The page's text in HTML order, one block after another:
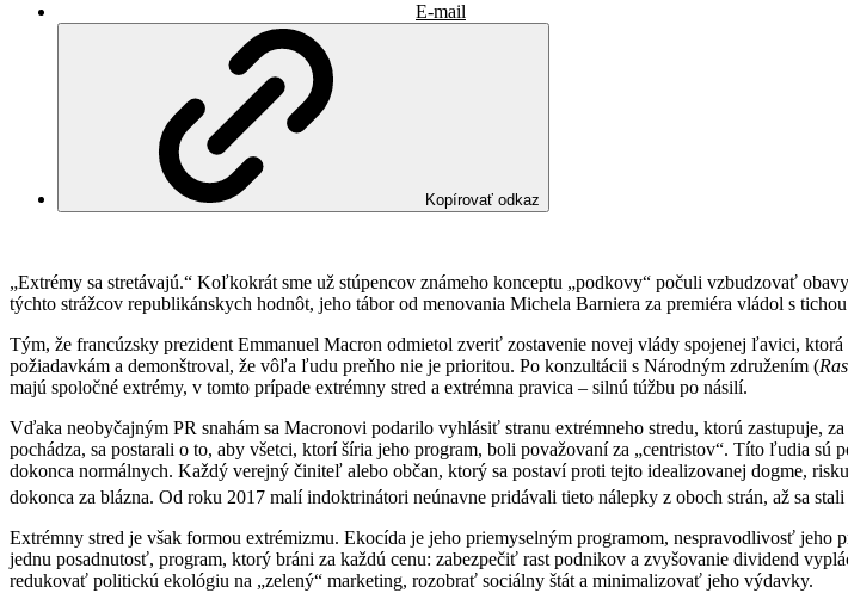
E-mail
Kopírovať odkaz
„Extrémy sa stretávajú.“ Koľkokrát sme už stúpencov známeho konceptu „podkovy“ počuli vzbudzovať
týchto strážcov republikánskych hodnôt, jeho tábor od menovania Michela Barniera za premiéra vládol s
Tým, že francúzsky prezident Emmanuel Macron odmietol zveriť zostavenie novej vlády spojenej ľavici,
požiadavkám a demonštroval, že vôľa ľudu preňho nie je prioritou. Po konzultácii s Národným združením (
majú spoločné extrémy, v tomto prípade extrémny stred a extrémna pravica – silnú túžbu po násilí.
Vďaka neobyčajným PR snahám sa Macronovi podarilo vyhlásiť stranu extrémneho stredu, ktorú zastupuje,
pochádza, sa postarali o to, aby všetci, ktorí šíria jeho program, boli považovaní za „centristov“. Títo ľudia
dokonca normálnych. Každý verejný činiteľ alebo občan, ktorý sa postaví proti tejto idealizovanej dogme,
dokonca za blázna. Od roku 2017 malí indoktrinátori neúnavne pridávali tieto nálepky z oboch strán, až sa
Extrémny stred je však formou extrémizmu. Ekocída je jeho priemyselným programom, nespravodlivosť
jednu posadnutosť, program, ktorý bráni za každú cenu: zabezpečiť rast podnikov a zvyšovanie dividend
redukovať politickú ekológiu na „zelený“ marketing, rozobrať sociálny štát a minimalizovať jeho výdavky.